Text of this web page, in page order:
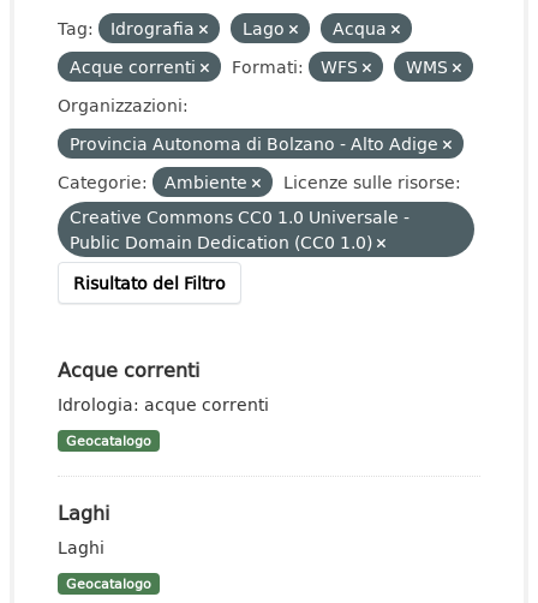
Tag: Idrografia Lago
Acqua
Acque correnti
Formati: WFS
WMS
Organizzazioni:
Provincia Autonoma di Bolzano - Alto Adige
Categorie:
Ambiente
Licenze sulle risorse:
Creative Commons CC0 1.0 Universale -
Public Domain Dedication (CC0 1.0)
Risultato del Filtro
Acque correnti
Idrologia: acque correnti
Geocatalogo
Laghi
Laghi
Geocatalogo